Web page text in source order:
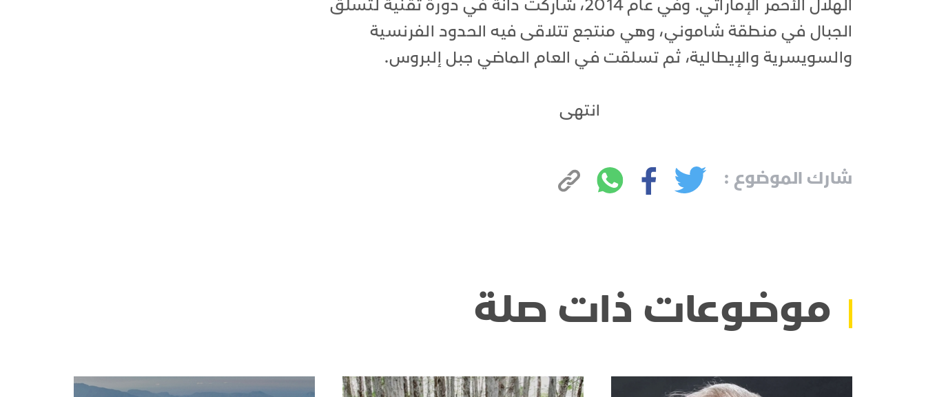
الهلال الأحمر الإماراتي. وفي عام 2014، شاركت دانة في دورة تقنية لتسلق
الجبال في منطقة شاموني، وهي منتجع تتلاقى فيه الحدود الفرنسية
والسويسرية والإيطالية، ثم تسلقت في العام الماضي جبل إلبروس.
انتهى
شارك الموضوع :
موضوعات ذات صلة